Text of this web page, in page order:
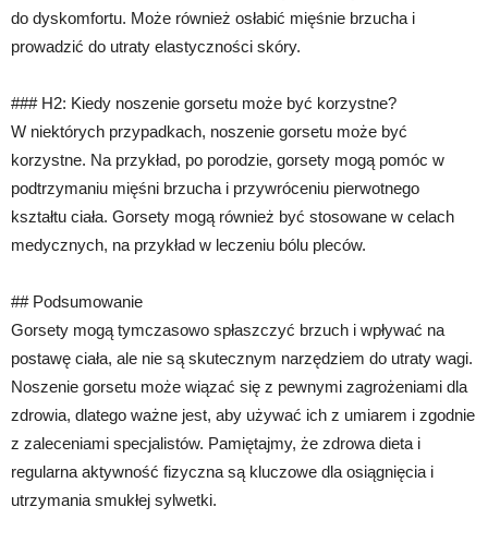
do dyskomfortu. Może również osłabić mięśnie brzucha i
prowadzić do utraty elastyczności skóry.
### H2: Kiedy noszenie gorsetu może być korzystne?
W niektórych przypadkach, noszenie gorsetu może być
korzystne. Na przykład, po porodzie, gorsety mogą pomóc w
podtrzymaniu mięśni brzucha i przywróceniu pierwotnego
kształtu ciała. Gorsety mogą również być stosowane w celach
medycznych, na przykład w leczeniu bólu pleców.
## Podsumowanie
Gorsety mogą tymczasowo spłaszczyć brzuch i wpływać na
postawę ciała, ale nie są skutecznym narzędziem do utraty wagi.
Noszenie gorsetu może wiązać się z pewnymi zagrożeniami dla
zdrowia, dlatego ważne jest, aby używać ich z umiarem i zgodnie
z zaleceniami specjalistów. Pamiętajmy, że zdrowa dieta i
regularna aktywność fizyczna są kluczowe dla osiągnięcia i
utrzymania smukłej sylwetki.